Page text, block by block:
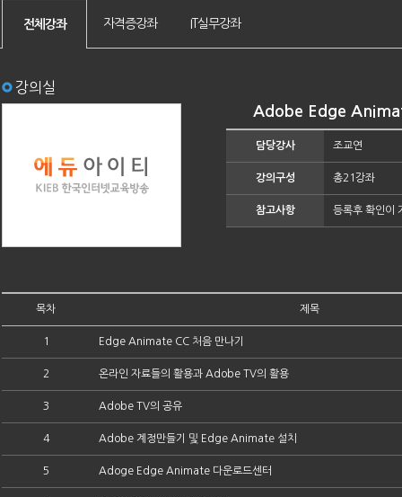
전체강좌 자격증강좌 IT실무강좌
강의실
Adobe Edge
담당강사 조교연
강의구성 총21강좌
참고사항 등록후 확인이
목차 제목
1 Edge Animate CC 처음 만나기
2 온라인 자료들의 활용과 Adobe TV의 활용
3 Adobe TV의 공유
4 Adobe 계정만들기 및 Edge Animate 설치
5 Adoge Edge Animate 다운로드센터